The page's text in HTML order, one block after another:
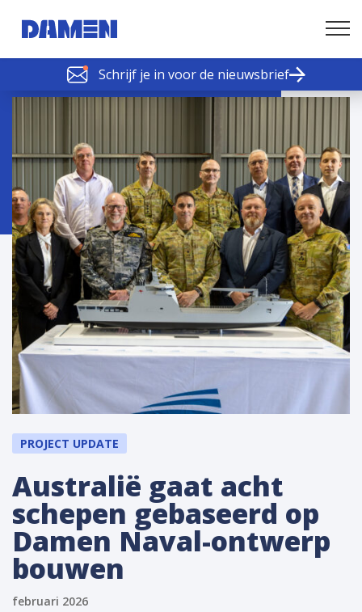
Schrijf je in voor de nieuwsbrief
SCHELDE SCHAKELS
Nieuws of tips
PROJECT UPDATE
Australië gaat acht
schepen gebaseerd op
Damen Naval-ontwerp
bouwen
februari 2026